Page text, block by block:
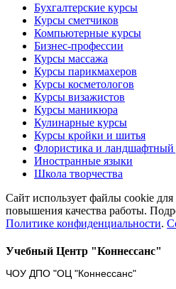
Бухгалтерские курсы
Курсы сметчиков
Компьютерные курсы
Бизнес-профессии
Курсы массажа
Курсы парикмахеров
Курсы косметологов
Курсы визажистов
Курсы маникюра
Кулинарные курсы
Курсы кройки и шитья
Флористика и ландшафтный
Иностранные языки
Школа творчества
Сайт использует файлы cookie
повышения качества работы.
Политике конфиденциальности.
Учебный Центр "Коннессанс"
ЧОУ ДПО "ОЦ "Коннессанс"